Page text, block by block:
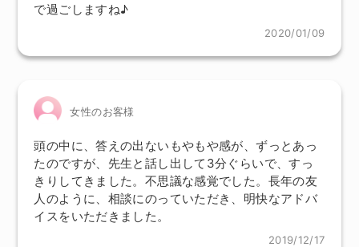
で過ごしますね♪
2020/01/09
女性のお客様
頭の中に、答えの出ないもやもや感が、ずっとあっ
たのですが、先生と話し出して3分ぐらいで、すっ
きりしてきました。不思議な感覚でした。長年の友
人のように、相談にのっていただき、明快なアドバ
イスをいただきました。
2019/12/17